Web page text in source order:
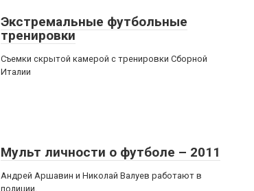
Экстремальные футбольные
тренировки
Съемки скрытой камерой с тренировки Сборной
Италии
Мульт личности о футболе – 2011
Андрей Аршавин и Николай Валуев работают в
полиции.